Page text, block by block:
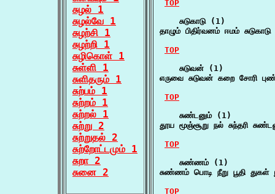
சுழல் 1
சுழல்வே 1
சுழற்சி 1
சுழற்றி 1
சுழிகொள் 1
சுள்ளி 1
சுளிதரும் 1
சுற்பம் 1
சுற்றம் 1
சுற்றல் 1
சுற்று 2
சுற்றுதல் 2
சுற்றோட்டமும் 1
சுறா 2
சுனை 2
TOP
    சுடுகாடு (1)
தாழும் பிதிர்வனம் ஈமம்
TOP
    சுடுவன் (1)
எருவை சுடுவன் கறை சோரி
TOP
    சுண்டனும் (1)
தூய மூஞ்சூறு நல் சுந்தரி
TOP
    சுண்ணம் (1)
சுண்ணம் பொடி நீறு பூதி
TOP